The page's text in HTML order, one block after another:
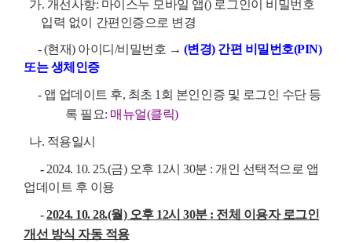
가. 개선사항: 마이스누 모바일 앱() 로그인이 비밀번호
입력 없이 간편인증으로 변경
- (현재) 아이디/비밀번호 → (변경) 간편 비밀번호(PIN)
또는 생체인증
- 앱 업데이트 후, 최초 1회 본인인증 및 로그인 수단 등
록 필요: 매뉴얼(클릭)
나. 적용일시
- 2024. 10. 25.(금) 오후 12시 30분 : 개인 선택적으로 앱
업데이트 후 이용
-2024. 10. 28.(월) 오후 12시 30분 : 전체 이용자 로그인
개선 방식 자동 적용